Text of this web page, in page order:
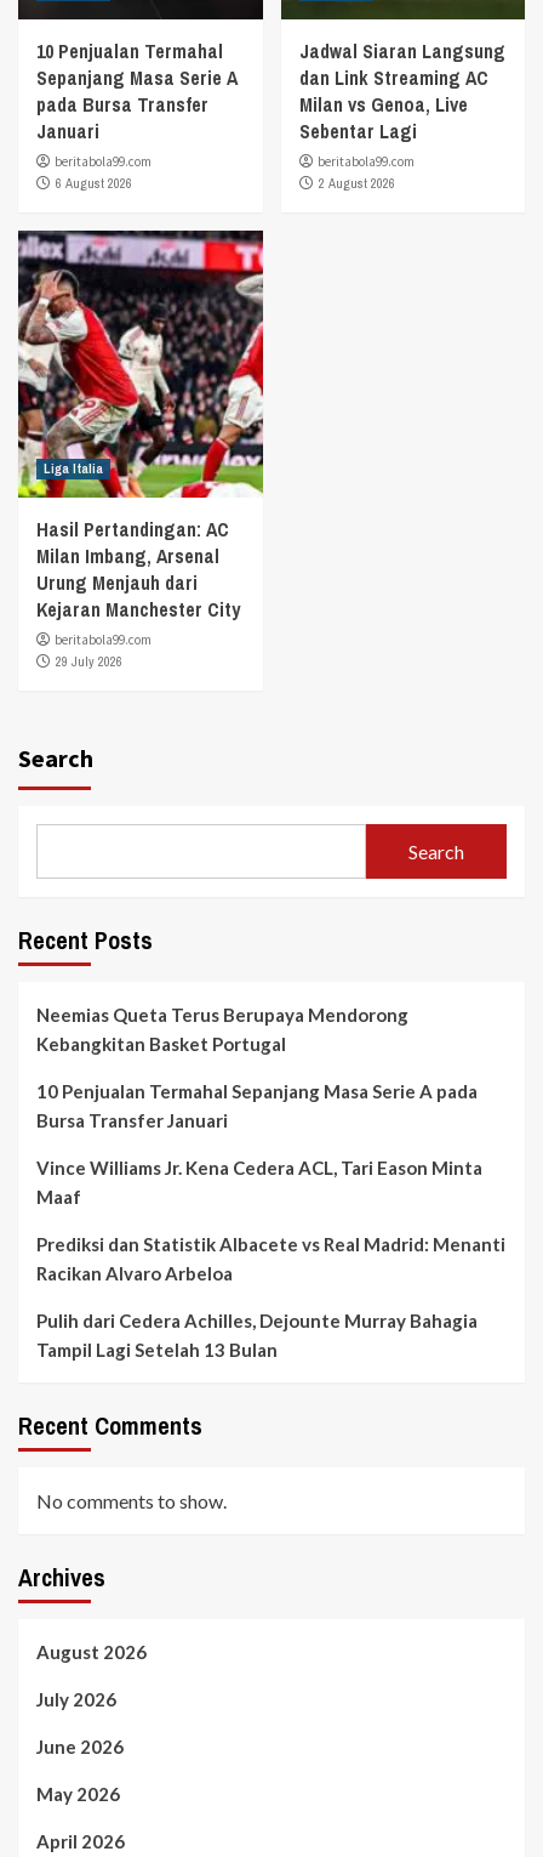
10 Penjualan Termahal
Sepanjang Masa Serie A
pada Bursa Transfer
Januari
beritabola99.com
6 August 2026
Jadwal Siaran Langsung
dan Link Streaming AC
Milan vs Genoa, Live
Sebentar Lagi
beritabola99.com
2 August 2026
Liga Italia
Hasil Pertandingan: AC
Milan Imbang, Arsenal
Urung Menjauh dari
Kejaran Manchester City
beritabola99.com
29 July 2026
Search
Search
Recent Posts
Neemias Queta Terus Berupaya Mendorong
Kebangkitan Basket Portugal
10 Penjualan Termahal Sepanjang Masa Serie A pada
Bursa Transfer Januari
Vince Williams Jr. Kena Cedera ACL, Tari Eason Minta
Maaf
Prediksi dan Statistik Albacete vs Real Madrid: Menanti
Racikan Alvaro Arbeloa
Pulih dari Cedera Achilles, Dejounte Murray Bahagia
Tampil Lagi Setelah 13 Bulan
Recent Comments
No comments to show.
Archives
August 2026
July 2026
June 2026
May 2026
April 2026